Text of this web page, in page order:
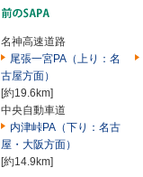
名神高速道路
尾張一宮PA（上り：名
古屋方面）
[約19.6km]
中央自動車道
内津峠PA（下り：名古
屋・大阪方面）
[約14.9km]